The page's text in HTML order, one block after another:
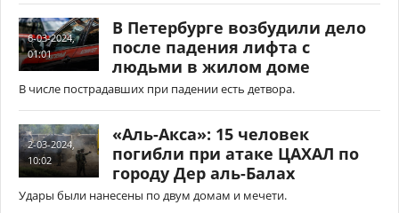
6-03-2024,
01:01
В Петербурге возбудили дело
после падения лифта с
людьми в жилом доме
В числе пострадавших при падении есть детвора.
2-03-2024,
10:02
«Аль-Акса»: 15 человек
погибли при атаке ЦАХАЛ по
городу Дер аль-Балах
Удары были нанесены по двум домам и мечети.